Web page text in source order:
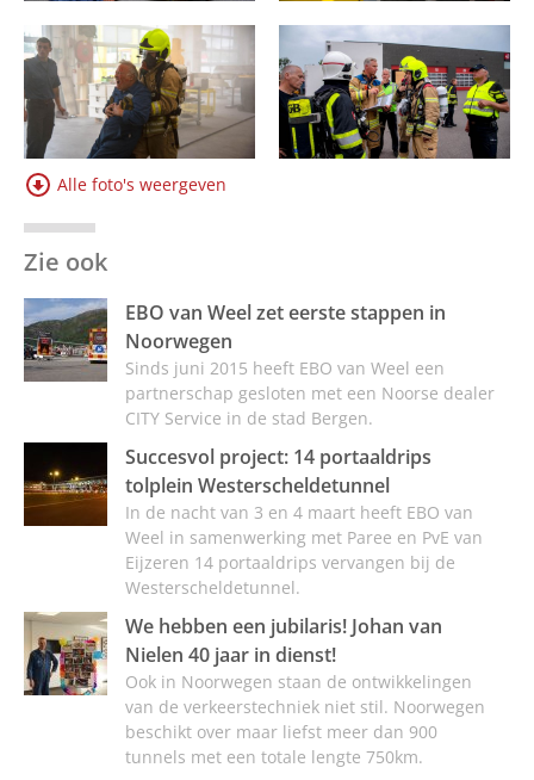
Alle foto's weergeven
Zie ook
EBO van Weel zet eerste stappen in
Noorwegen
Sinds juni 2015 heeft EBO van Weel een
partnerschap gesloten met een Noorse dealer
CITY Service in de stad Bergen.
Succesvol project: 14 portaaldrips
tolplein Westerscheldetunnel
In de nacht van 3 en 4 maart heeft EBO van
Weel in samenwerking met Paree en PvE van
Eijzeren 14 portaaldrips vervangen bij de
Westerscheldetunnel.
We hebben een jubilaris! Johan van
Nielen 40 jaar in dienst!
Ook in Noorwegen staan de ontwikkelingen
van de verkeerstechniek niet stil. Noorwegen
beschikt over maar liefst meer dan 900
tunnels met een totale lengte 750km.